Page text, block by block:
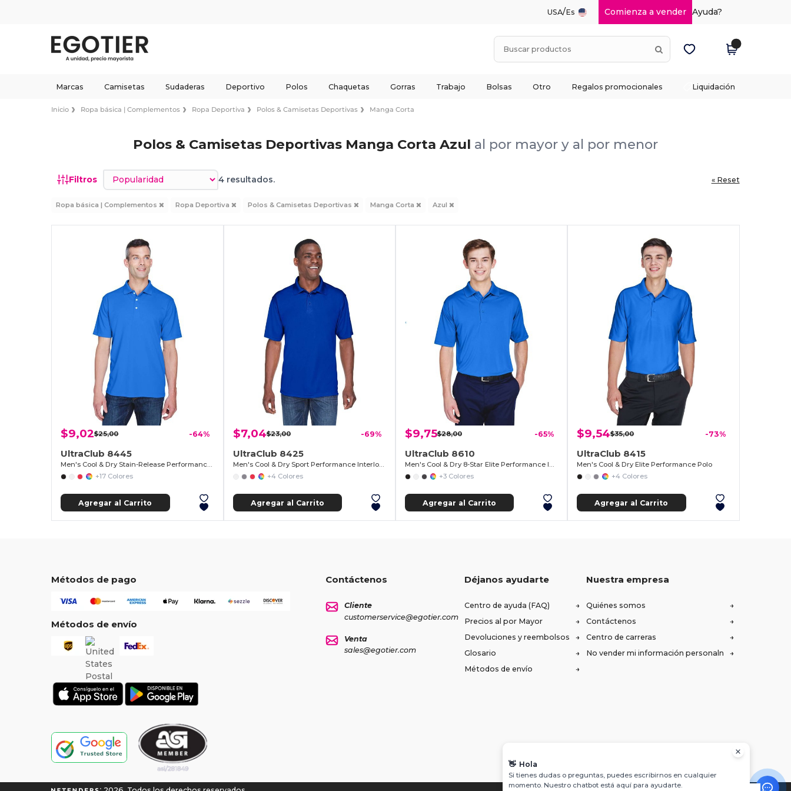
USA/Es Comienza a vender Ayuda?
Marcas Camisetas Sudaderas Deportivo Polos Chaquetas Gorras Trabajo Bolsas Otro Regalos promocionales Liquidación
Inicio Ropa básica | Complementos Ropa Deportiva Polos & Camisetas Deportivas Manga Corta
Polos & Camisetas Deportivas Manga Corta Azul al por mayor y al por menor
Filtros Ordenar por 4 resultados. « Reset
Ropa básica | Complementos Ropa Deportiva Polos & Camisetas Deportivas Manga Corta Azul
$9,02$25,00 -64%
UltraClub 8445
Men's Cool & Dry Stain-Release Performance Polo
+17 Colores
Agregar al Carrito
$7,04$23,00 -69%
UltraClub 8425
Men's Cool & Dry Sport Performance Interlock Polo
+4 Colores
Agregar al Carrito
$9,75$28,00 -65%
UltraClub 8610
Men's Cool & Dry 8-Star Elite Performance Interlock Polo
+3 Colores
Agregar al Carrito
$9,54$35,00 -73%
UltraClub 8415
Men's Cool & Dry Elite Performance Polo
+4 Colores
Agregar al Carrito
Métodos de pago
Métodos de envío
Contáctenos
Cliente
customerservice@egotier.com
Venta
sales@egotier.com
Déjanos ayudarte
Centro de ayuda (FAQ)
Precios al por Mayor
Devoluciones y reembolsos
Glosario
Métodos de envío
Nuestra empresa
Quiénes somos
Contáctenos
Centro de carreras
No vender mi información personaln
👋 Hola
Si tienes dudas o preguntas, puedes escribirnos en cualquier
momento. Nuestro chatbot está aquí para ayudarte.